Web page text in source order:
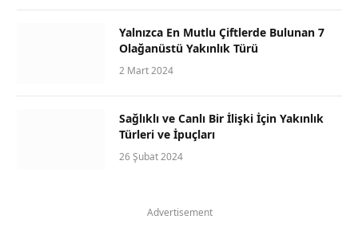
Yalnızca En Mutlu Çiftlerde Bulunan 7
Olağanüstü Yakınlık Türü
2 Mart 2024
Sağlıklı ve Canlı Bir İlişki İçin Yakınlık
Türleri ve İpuçları
26 Şubat 2024
Advertisement